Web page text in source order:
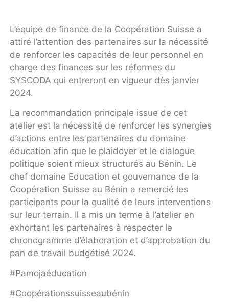
L’équipe de finance de la Coopération Suisse a
attiré l’attention des partenaires sur la nécessité
de renforcer les capacités de leur personnel en
charge des finances sur les réformes du
SYSCODA qui entreront en vigueur dès janvier
2024.
La recommandation principale issue de cet
atelier est la nécessité de renforcer les synergies
d’actions entre les partenaires du domaine
éducation afin que le plaidoyer et le dialogue
politique soient mieux structurés au Bénin. Le
chef domaine Education et gouvernance de la
Coopération Suisse au Bénin a remercié les
participants pour la qualité de leurs interventions
sur leur terrain. Il a mis un terme à l’atelier en
exhortant les partenaires à respecter le
chronogramme d’élaboration et d’approbation du
pan de travail budgétisé 2024.
#Pamojaéducation
#Coopérationssuisseaubénin